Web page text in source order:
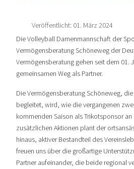
Veröffentlicht: 01. März 2024
Die Volleyball Damenmannschaft der
Vermögensberatung Schöneweg der
Vermögensberatung gehen seit dem 01.
gemeinsamen Weg als Partner.
Die Vermögensberatung Schöneweg,
begleitet, wird, wie die vergangenen
kommenden Saison als Trikotsponsor an
zusätzlichen Aktionen plant der
hinaus, aktiver Bestandteil des
freuen uns über die großartige
Partner aufeinander, die beide regional